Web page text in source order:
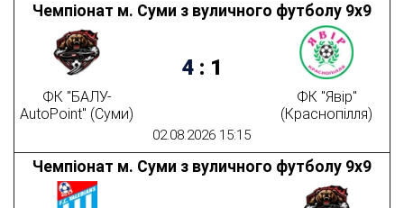
02.08.2026 15:15
Чемпіонат м. Суми з вуличного футболу 9х9
ФК "БАЛУ-
AutoPoint" (Суми)
4: 1
ФК "Явір"
(Краснопілля)
Чемпіонат м. Суми з вуличного футболу 9х9